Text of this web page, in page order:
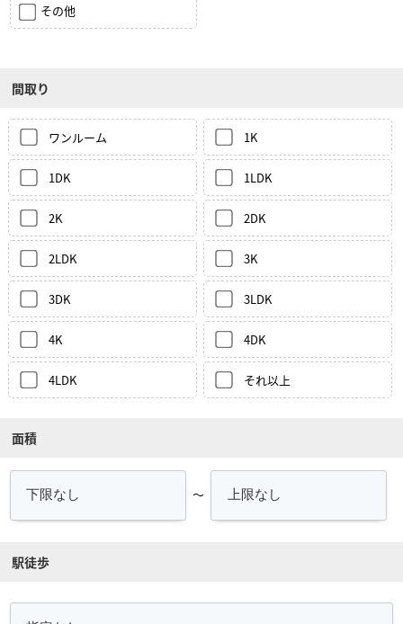
その他
間取り
ワンルーム 1K
1DK 1LDK
2K 2DK
2LDK 3K
3DK 3LDK
4K 4DK
4LDK それ以上
面積
～
駅徒歩